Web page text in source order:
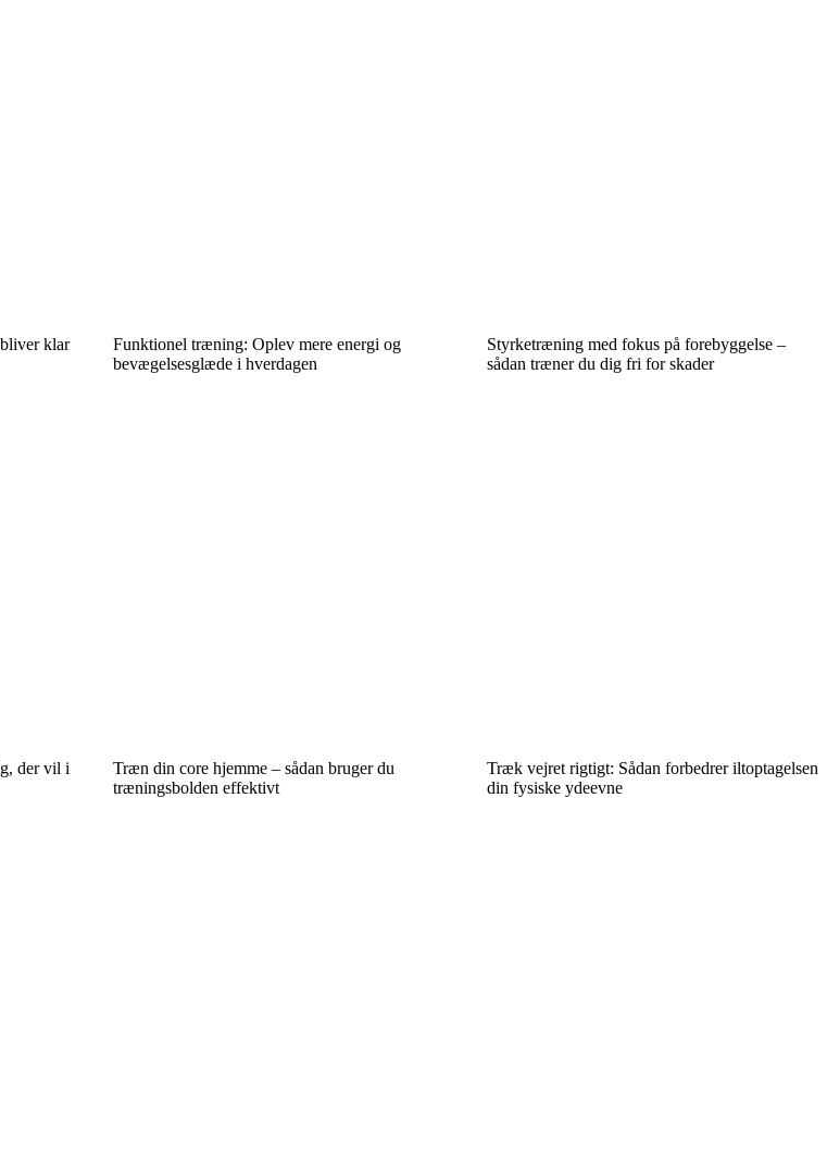
klar
Funktionel træning: Oplev mere energi og
bevægelsesglæde i hverdagen
Styrketræning med fokus på forebyggelse –
sådan træner du dig fri for skader
der vil i
Træn din core hjemme – sådan bruger du
træningsbolden effektivt
Træk vejret rigtigt: Sådan forbedrer iltoptagelsen
din fysiske ydeevne